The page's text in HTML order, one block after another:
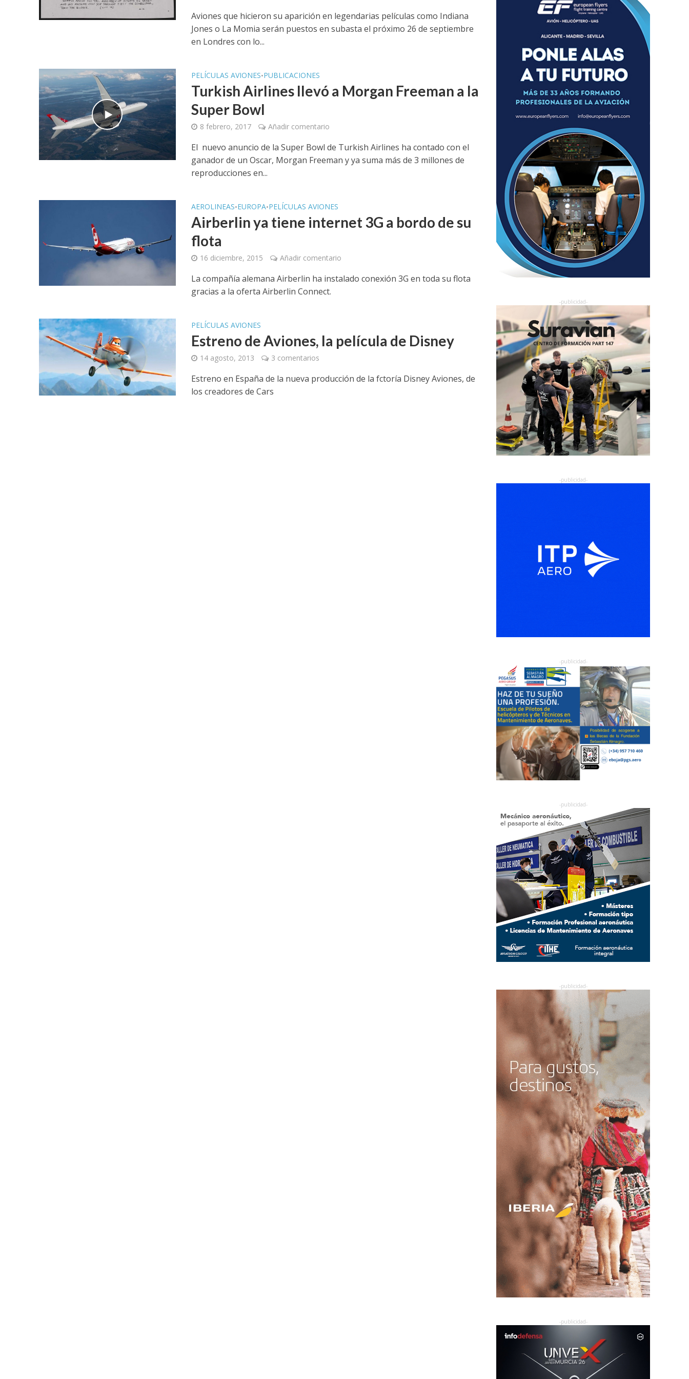
Aviones que hicieron su aparición en legendarias películas como Indiana
Jones o La Momia serán puestos en subasta el próximo 26 de septiembre
en Londres con lo...
PELÍCULAS AVIONES•PUBLICACIONES
Turkish Airlines llevó a Morgan Freeman a la
Super Bowl
8 febrero, 2017 Añadir comentario
El nuevo anuncio de la Super Bowl de Turkish Airlines ha contado con el
ganador de un Oscar, Morgan Freeman y ya suma más de 3 millones de
reproducciones en...
AEROLINEAS•EUROPA•PELÍCULAS AVIONES
Airberlin ya tiene internet 3G a bordo de su
flota
16 diciembre, 2015 Añadir comentario
La compañía alemana Airberlin ha instalado conexión 3G en toda su flota
gracias a la oferta Airberlin Connect.
PELÍCULAS AVIONES
Estreno de Aviones, la película de Disney
14 agosto, 2013 3 comentarios
Estreno en España de la nueva producción de la fctoría Disney Aviones, de
los creadores de Cars